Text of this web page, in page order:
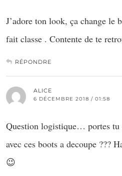
J’adore ton look, ça change le
fait classe . Contente de te
RÉPONDRE
ALICE
6 DÉCEMBRE 2018 / 01:58
Question logistique… portes tu
avec ces boots a decoupe ???
😉